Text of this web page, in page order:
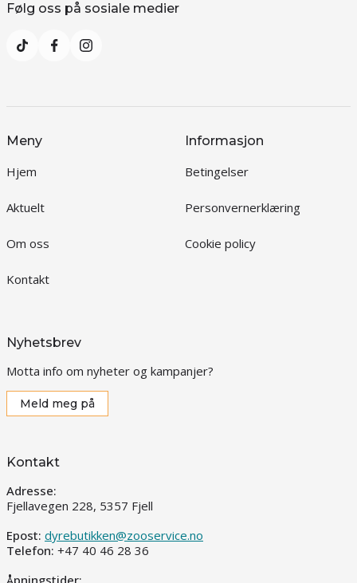
Følg oss på sosiale medier
Meny
Hjem
Aktuelt
Om oss
Kontakt
Informasjon
Betingelser
Personvernerklæring
Cookie policy
Nyhetsbrev
Motta info om nyheter og kampanjer?
Meld meg på
Kontakt
Adresse:
Fjellavegen 228, 5357 Fjell
Epost: dyrebutikken@zooservice.no
Telefon: +47 40 46 28 36
Åpningstider: